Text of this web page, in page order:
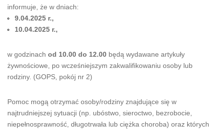
informuje, że w dniach:
9.04.2025 r.,
10.04.2025 r.,
w godzinach od 10.00 do 12.00 będą wydawane artykuły
żywnościowe, po wcześniejszym zakwalifikowaniu osoby lub
rodziny. (GOPS, pokój nr 2)
Pomoc mogą otrzymać osoby/rodziny znajdujące się w
najtrudniejszej sytuacji (np. ubóstwo, sieroctwo, bezrobocie,
niepełnosprawność, długotrwała lub ciężka choroba) oraz których